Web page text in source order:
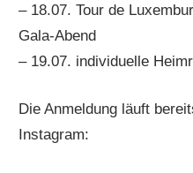
– 18.07. Tour de
Gala-Abend
– 19.07. individuelle
Die Anmeldung läuft
Instagram: